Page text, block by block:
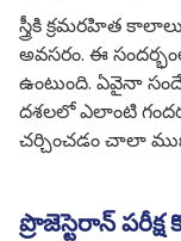
స్త్రీకి క్రమరహిత
అవసరం. ఈ
ఉంటుంది. ఏవైనా
దశలలో ఎలాంటి
చర్చించడం చాలా
ప్రొజెస్టెరాన్